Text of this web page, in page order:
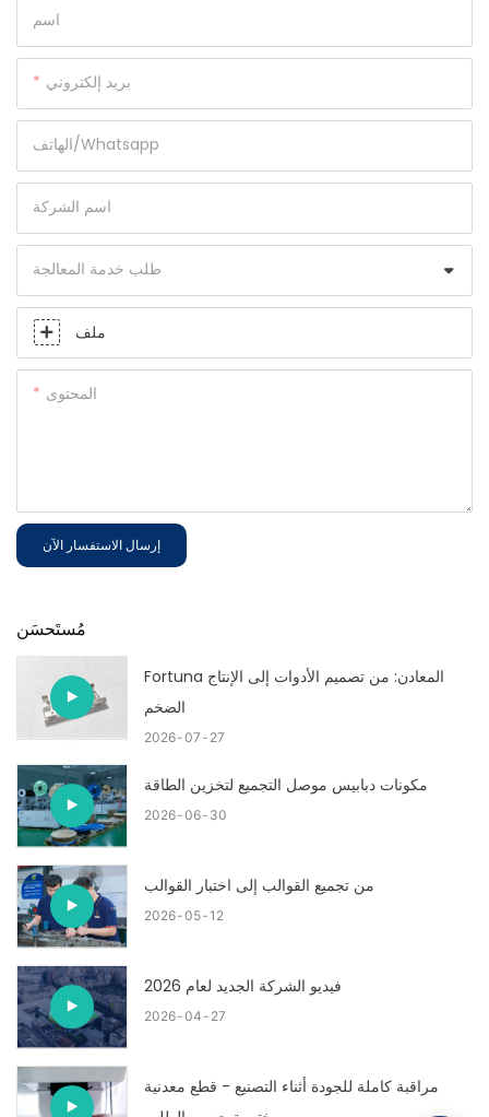
اسم
بريد إلكتروني
الهاتف/whatsapp
اسم الشركة
طلب خدمة المعالجة
ملف
المحتوى
إرسال الاستفسار الآن
مُستَحسَن
Fortuna المعادن: من تصميم الأدوات إلى الإنتاج
الضخم
2026 07 27
مكونات دبابيس موصل التجميع لتخزين الطاقة
2026 06 30
من تجميع القوالب إلى اختبار القوالب
2026 05 12
فيديو الشركة الجديد لعام 2026
2026 04 27
مراقبة كاملة للجودة أثناء التصنيع - قطع معدنية